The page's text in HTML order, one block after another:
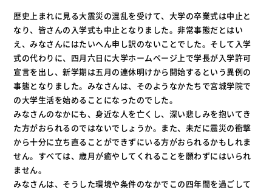
歴史上まれに見る大震災の混乱を受けて、大学の卒業式は中止と
なり、皆さんの入学式も中止となりました。非常事態だとはい
え、みなさんにはたいへん申し訳のないことでした。そして入学
式の代わりに、四月六日に大学ホームページ上で学長が入学許可
宣言を出し、新学期は五月の連休明けから開始するという異例の
事態となりました。みなさんは、そのようなかたちで宮城学院で
の大学生活を始めることになったのでした。
みなさんのなかにも、身近な人を亡くし、深い悲しみを抱いてき
た方がおられるのではないでしょうか。また、未だに震災の衝撃
から十分に立ち直ることができずにいる方がおられるかもしれま
せん。すべては、歳月が癒やしてくれることを願わずにはいられ
ません。
みなさんは、そうした環境や条件のなかでこの四年間を過ごして